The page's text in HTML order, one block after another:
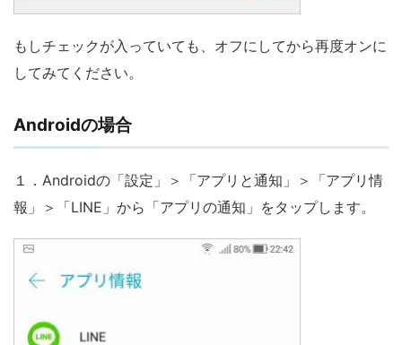
もしチェックが入っていても、オフにしてから再度オンに
してみてください。
Androidの場合
１．Androidの「設定」＞「アプリと通知」＞「アプリ情
報」＞「LINE」から「アプリの通知」をタップします。